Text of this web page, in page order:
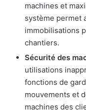
machines et
système permet
immobilisations
chantiers.
Sécurité des
utilisations
fonctions de
mouvements et
machines des